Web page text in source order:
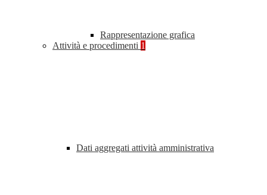
Rappresentazione grafica
Attività e procedimenti 1
Dati aggregati attività amministrativa